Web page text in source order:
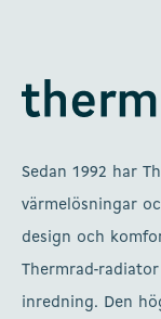
Sedan 1992 har
värmelösningar
design och
Thermrad-
inredning. Den